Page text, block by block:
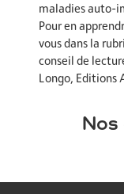
maladies auto-
Pour en
vous dans la
conseil de
Longo, Editions